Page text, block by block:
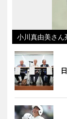
小川真由美さん